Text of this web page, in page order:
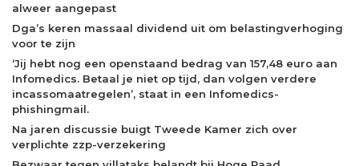
alweer aangepast
Dga’s keren massaal dividend uit om belastingverhoging
voor te zijn
‘Jij hebt nog een openstaand bedrag van 157,48 euro aan
Infomedics. Betaal je niet op tijd, dan volgen verdere
incassomaatregelen’, staat in een Infomedics-
phishingmail.
Na jaren discussie buigt Tweede Kamer zich over
verplichte zzp-verzekering